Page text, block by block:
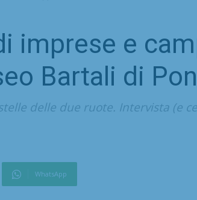
imprese e
Bartali di
delle due ruote. Intervista (e
WhatsApp